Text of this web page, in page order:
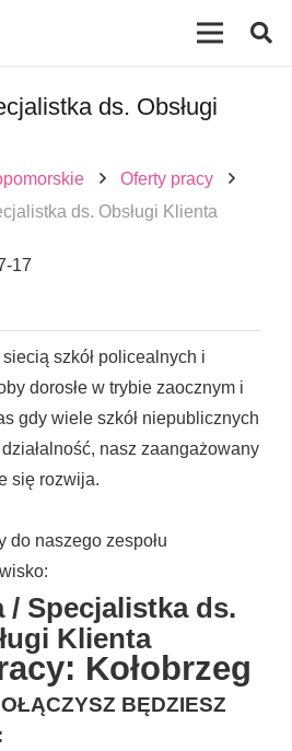
ds. Obsługi
Oferty pracy
ds. Obsługi Klienta
17
szkół policealnych i
dorosłe w trybie zaocznym i
gdy wiele szkół niepublicznych
nasz zaangażowany
się rozwija.
do naszego zespołu
/ Specjalistka ds.
Klienta
Kołobrzeg
BĘDZIESZ